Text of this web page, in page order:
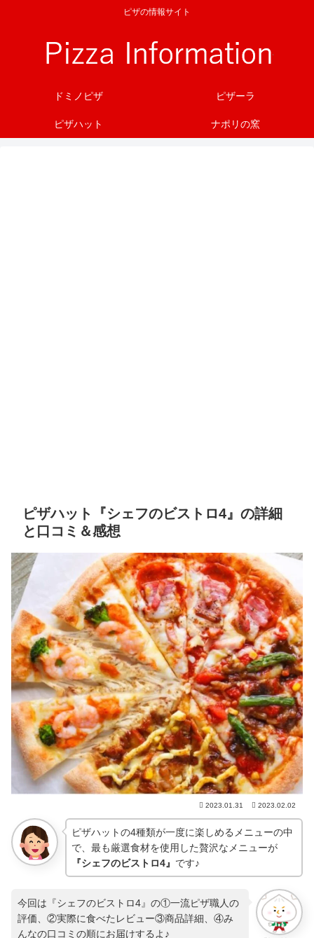
ピザの情報サイト
ドミノピザ ピザーラ
ピザハット ナポリの窯
ピザハット『シェフのビストロ4』の詳細
と口コミ＆感想
2023.01.31 2023.02.02
ピザハットの4種類が一度に楽しめるメニューの中
で、最も厳選食材を使用した贅沢なメニューが
『シェフのビストロ4』 です♪
今回は『シェフのビストロ4』の①一流ピザ職人の
評価、②実際に食べたレビュー③商品詳細、④み
んなの口コミの順にお届けするよ♪